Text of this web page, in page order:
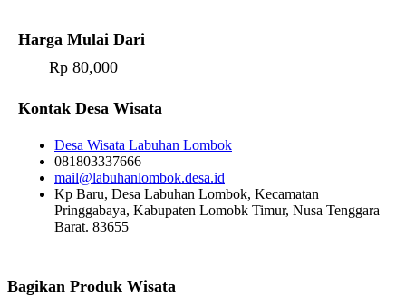
Harga Mulai Dari
Rp 80,000
Kontak Desa Wisata
Desa Wisata Labuhan Lombok
081803337666
mail@labuhanlombok.desa.id
Kp Baru, Desa Labuhan Lombok, Kecamatan
Pringgabaya, Kabupaten Lomobk Timur, Nusa Tenggara
Barat. 83655
Bagikan Produk Wisata